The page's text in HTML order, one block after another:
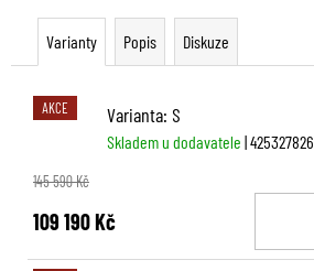
Varianty Popis Diskuze
AKCE Varianta: S
Skladem u dodavatele |
145 590 Kč
109 190 Kč